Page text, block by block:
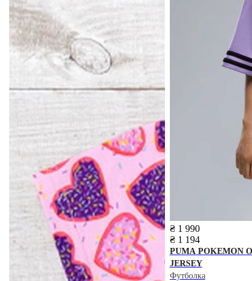
₴ 1 990
₴ 1 194
PUMA POKEMON
JERSEY
Футболка